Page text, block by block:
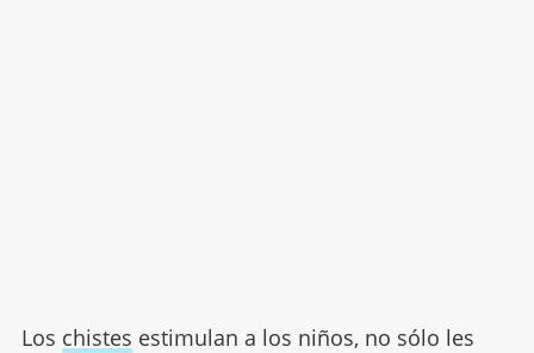
Los chistes estimulan a los niños, no sólo les